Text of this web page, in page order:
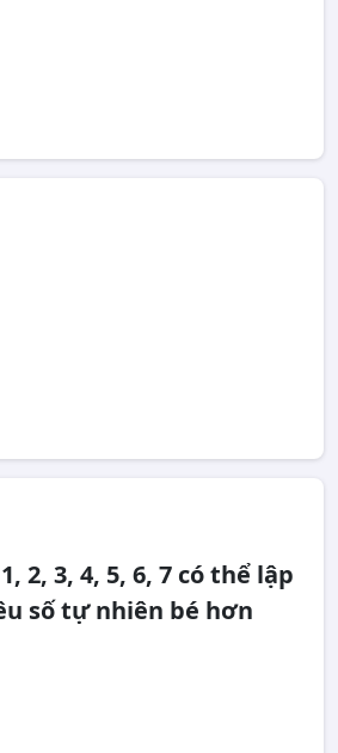
2, 3, 4, 5, 6, 7 có thể lập
số tự nhiên bé hơn